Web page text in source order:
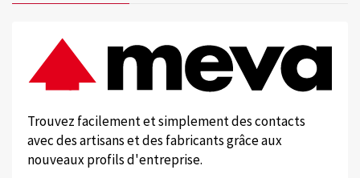
Trouvez facilement et simplement des contacts
avec des artisans et des fabricants grâce aux
nouveaux profils d'entreprise.